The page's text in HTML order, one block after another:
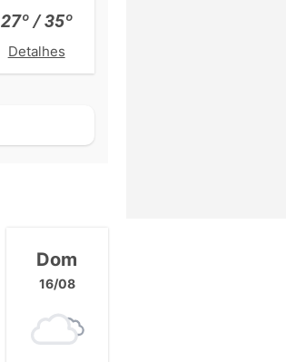
27º / 35º
Detalhes
Dom
16/08